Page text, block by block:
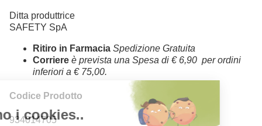
Ditta produttrice
SAFETY SpA
Ritiro in Farmacia Spedizione Gratuita
Corriere è prevista una Spesa di € 6,90 per ordini
inferiori a € 75,00.
Codice Prodotto
934014705